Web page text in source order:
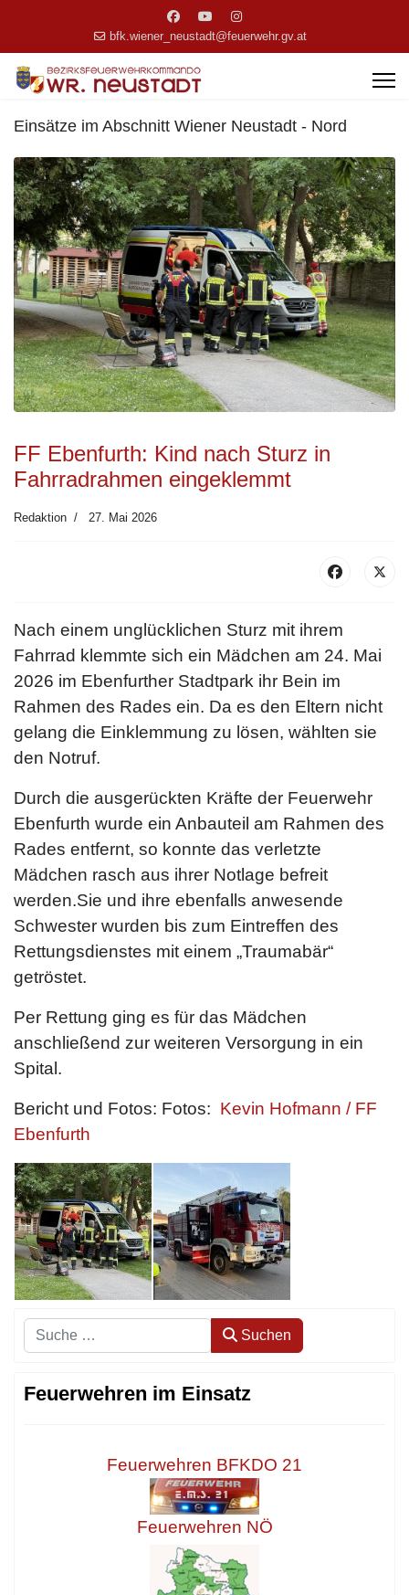
bfk.wiener_neustadt@feuerwehr.gv.at
Einsätze im Abschnitt Wiener Neustadt - Nord
FF Ebenfurth: Kind nach Sturz in
Fahrradrahmen eingeklemmt
Redaktion 27. Mai 2026
Nach einem unglücklichen Sturz mit ihrem
Fahrrad klemmte sich ein Mädchen am 24. Mai
2026 im Ebenfurther Stadtpark ihr Bein im
Rahmen des Rades ein. Da es den Eltern nicht
gelang die Einklemmung zu lösen, wählten sie
den Notruf.
Durch die ausgerückten Kräfte der Feuerwehr
Ebenfurth wurde ein Anbauteil am Rahmen des
Rades entfernt, so konnte das verletzte
Mädchen rasch aus ihrer Notlage befreit
werden.Sie und ihre ebenfalls anwesende
Schwester wurden bis zum Eintreffen des
Rettungsdienstes mit einem „Traumabär“
getröstet.
Per Rettung ging es für das Mädchen
anschließend zur weiteren Versorgung in ein
Spital.
Bericht und Fotos: Fotos: Kevin Hofmann / FF
Ebenfurth
Suchen Suchen
Feuerwehren im Einsatz
Feuerwehren BFKDO 21
Feuerwehren NÖ